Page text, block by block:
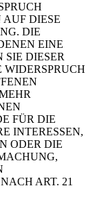
DIESE
DIE
EINE
DIESER
FÜR DIE
INTERESSEN,
ODER DIE
ART. 21